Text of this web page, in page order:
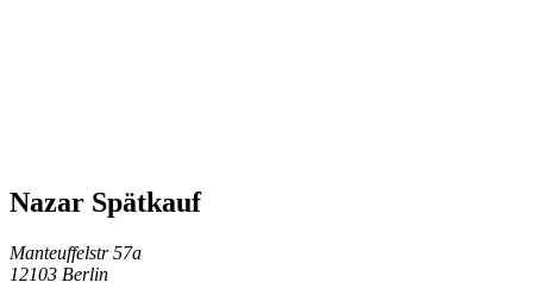
Nazar Spätkauf
Manteuffelstr 57a
12103 Berlin